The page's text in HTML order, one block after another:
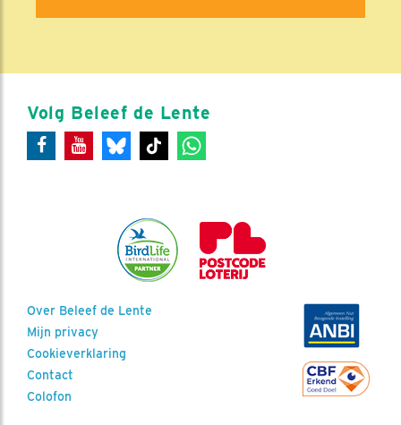
Volg Beleef de Lente
Over Beleef de Lente
Mijn privacy
Cookieverklaring
Contact
Colofon